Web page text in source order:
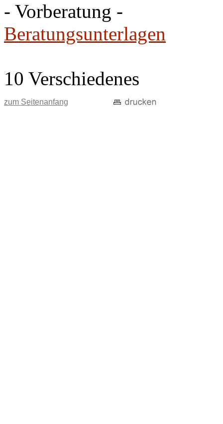
- Vorberatung -
Beratungsunterlagen
10 Verschiedenes
zum Seitenanfang